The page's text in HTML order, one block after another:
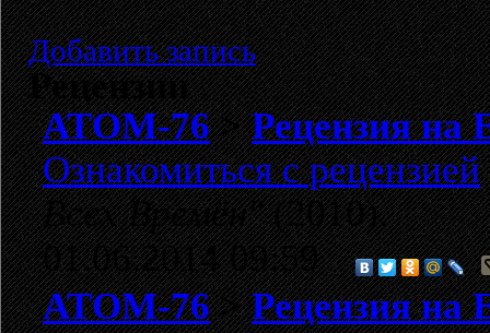
Добавить запись
Рецензии
АТОМ-76>Рецензия на
Ознакомиться с рецензией
Всех Времён"(2010).
01.06.2014 09:59
АТОМ-76>Рецензия на